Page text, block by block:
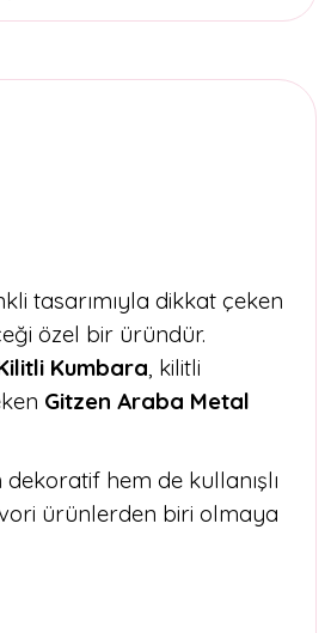
tasarımıyla dikkat çeken
özel bir üründür.
Kumbara, kilitli
Gitzen Araba Metal
dekoratif hem de kullanışlı
ürünlerden biri olmaya